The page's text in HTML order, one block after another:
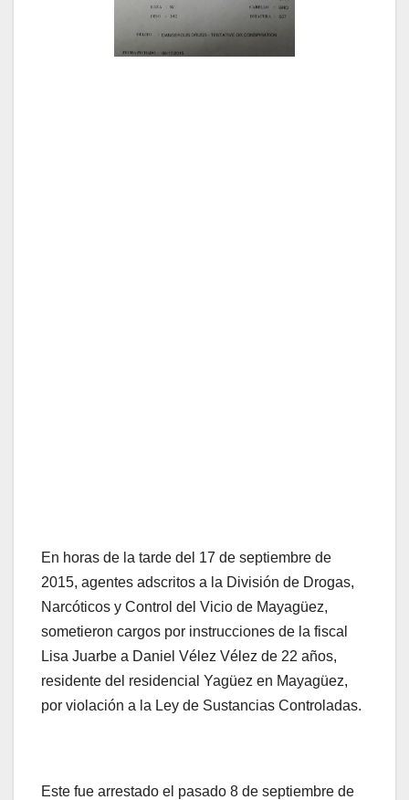
En horas de la tarde del 17 de septiembre de
2015, agentes adscritos a la División de Drogas,
Narcóticos y Control del Vicio de Mayagüez,
sometieron cargos por instrucciones de la fiscal
Lisa Juarbe a Daniel Vélez Vélez de 22 años,
residente del residencial Yagüez en Mayagüez,
por violación a la Ley de Sustancias Controladas.
Este fue arrestado el pasado 8 de septiembre de